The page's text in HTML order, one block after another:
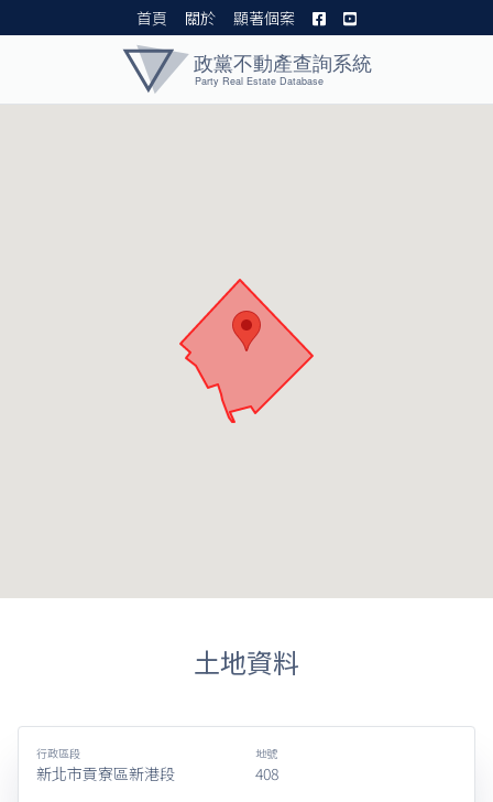
首頁 關於 顯著個案
土地資料
行政區段
新北市貢寮區新港段
地號
408